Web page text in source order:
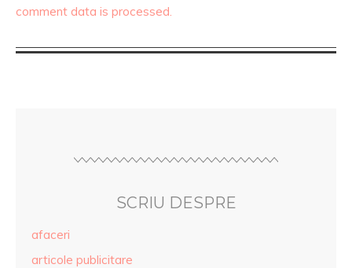
comment data is processed.
SCRIU DESPRE
afaceri
articole publicitare